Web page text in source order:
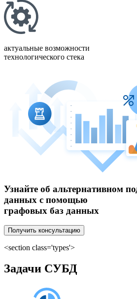
актуальные возможности
технологического стека
Узнайте об альтернативном
данных с помощью
графовых баз данных
Получить консультацию
<section class='types'>
Задачи СУБД